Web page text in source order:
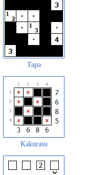
Tapa
Kakurasu